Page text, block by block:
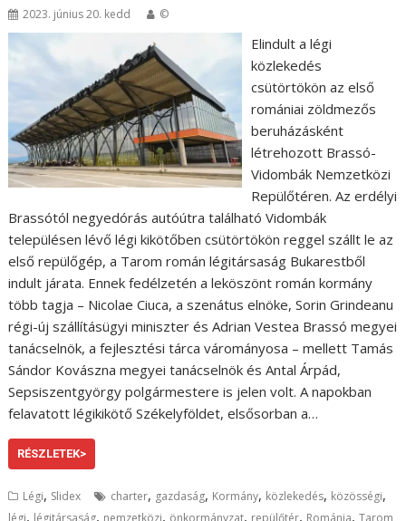
2023. június 20. kedd ©
Elindult a légi
közlekedés
csütörtökön az első
romániai zöldmezős
beruházásként
létrehozott Brassó-
Vidombák Nemzetközi
Repülőtéren. Az erdélyi
Brassótól negyedórás autóútra található Vidombák
településen lévő légi kikötőben csütörtökön reggel szállt le az
első repülőgép, a Tarom román légitársaság Bukarestből
indult járata. Ennek fedélzetén a leköszönt román kormány
több tagja – Nicolae Ciuca, a szenátus elnöke, Sorin Grindeanu
régi-új szállításügyi miniszter és Adrian Vestea Brassó megyei
tanácselnök, a fejlesztési tárca várományosa – mellett Tamás
Sándor Kovászna megyei tanácselnök és Antal Árpád,
Sepsiszentgyörgy polgármestere is jelen volt. A napokban
felavatott légikikötő Székelyföldet, elsősorban a…
RÉSZLETEK>
Légi, Slidex charter, gazdaság, Kormány, közlekedés, közösségi,
légi, légitársaság, nemzetközi, önkormányzat, repülőtér, Románia,Tarom